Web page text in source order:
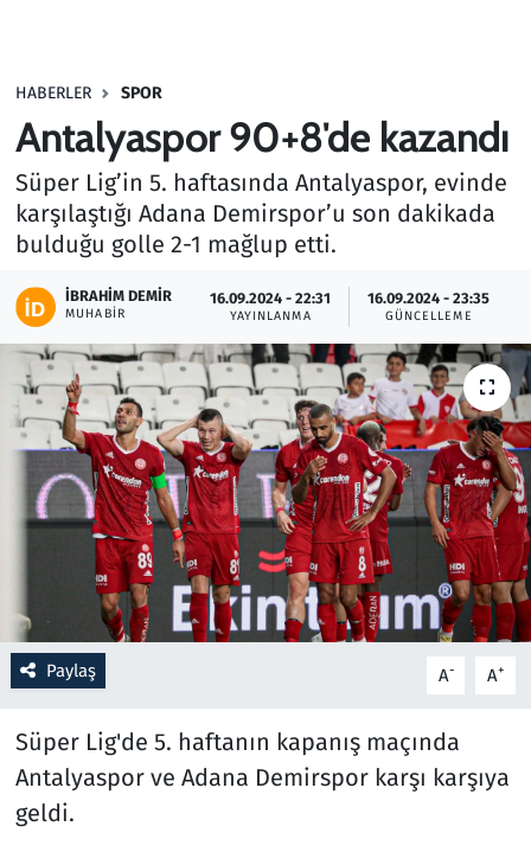
HABERLER SPOR
Antalyaspor 90+8'de kazandı
Süper Lig’in 5. haftasında Antalyaspor, evinde
karşılaştığı Adana Demirspor’u son dakikada
bulduğu golle 2-1 mağlup etti.
İBRAHIM DEMIR
MUHABIR
16.09.2024 - 22:31
YAYINLANMA
16.09.2024 - 23:35
GÜNCELLEME
Paylaş A- A+
Süper Lig'de 5. haftanın kapanış maçında
Antalyaspor ve Adana Demirspor karşı karşıya
geldi.
Haber
Kültür Sanat
Kurumsal Haberler
Lezzet Durağı
Memur ve Kamu
Otomobil
Oyun
Ramazan
Resmi İlanlar
Rüya Tabirleri
Savunma Sanayi
Seçim 2023